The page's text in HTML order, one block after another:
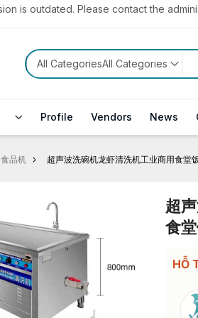
is outdated. Please contact the
All CategoriesAll Categories
Profile Vendors News
食品机 超声波洗碗机龙虾清洗机工业商用食堂
超
食
HỖ